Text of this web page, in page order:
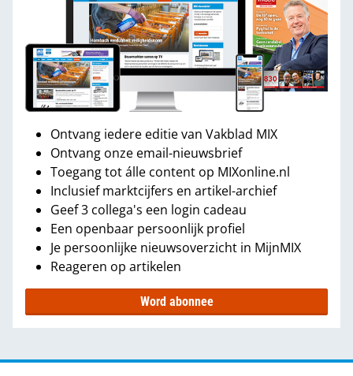
Ontvang iedere editie van Vakblad MIX
Ontvang onze email-nieuwsbrief
Toegang tot álle content op MIXonline.nl
Inclusief marktcijfers en artikel-archief
Geef 3 collega's een login cadeau
Een openbaar persoonlijk profiel
Je persoonlijke nieuwsoverzicht in MijnMIX
Reageren op artikelen
Word abonnee